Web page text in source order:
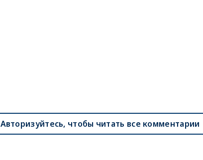
Авторизуйтесь, чтобы читать все комментарии